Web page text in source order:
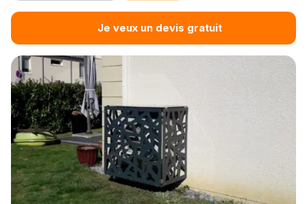
Je veux un devis gratuit